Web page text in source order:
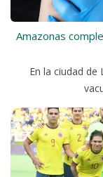
Amazonas
En la ciudad